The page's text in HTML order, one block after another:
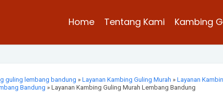
Home Tentang Kami Kambing
guling lembang bandung » Layanan Kambing Guling Murah » Layanan
Bandung » Layanan Kambing Guling Murah Lembang Bandung